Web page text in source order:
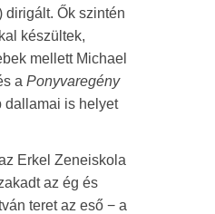
dirigált. Ők szintén
készültek,
mellett Michael
a Ponyvaregény
dallamai is helyet
Erkel Zeneiskola
az ég és
teret az eső − a